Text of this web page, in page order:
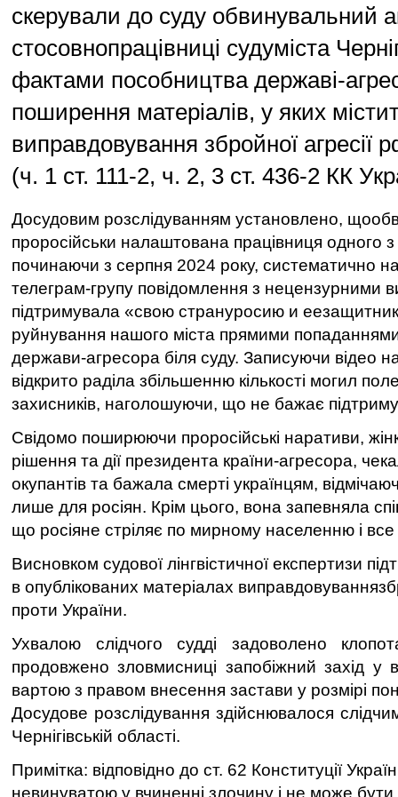
скерували до суду обвинувальний
стосовнопрацівниці судуміста
фактами пособництва державі-
поширення матеріалів, у яких
виправдовування збройної агресії
(ч. 1 ст. 111-2, ч. 2, 3 ст. 436-2 КК
Досудовим розслідуванням установлено,
проросійськи налаштована працівниця одного з
починаючи з серпня 2024 року, систематично
телеграм-групу повідомлення з нецензурними
підтримувала «свою странуросию и
руйнування нашого міста прямими
держави-агресора біля суду. Записуючи відео
відкрито раділа збільшенню кількості могил
захисників, наголошуючи, що не бажає
Свідомо поширюючи проросійські наративи,
рішення та дії президента країни-агресора,
окупантів та бажала смерті українцям,
лише для росіян. Крім цього, вона запевняла
що росіяне стріляє по мирному населенню і
Висновком судової лінгвістичної експертизи
в опублікованих матеріалах
проти України.
Ухвалою слідчого судді задоволено
продовжено зловмисниці запобіжний захід у
вартою з правом внесення застави у розмірі
Досудове розслідування здійснювалося
Чернігівській області.
Примітка: відповідно до ст. 62 Конституції
невинуватою у вчиненні злочину і не може бути